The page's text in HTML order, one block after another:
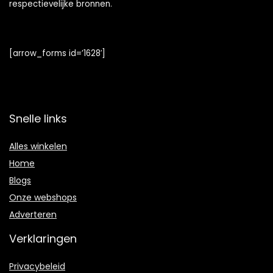
respectievelijke bronnen.
[arrow_forms id=’1628′]
Snelle links
Alles winkelen
Home
Blogs
Onze webshops
Adverteren
Verklaringen
Privacybeleid